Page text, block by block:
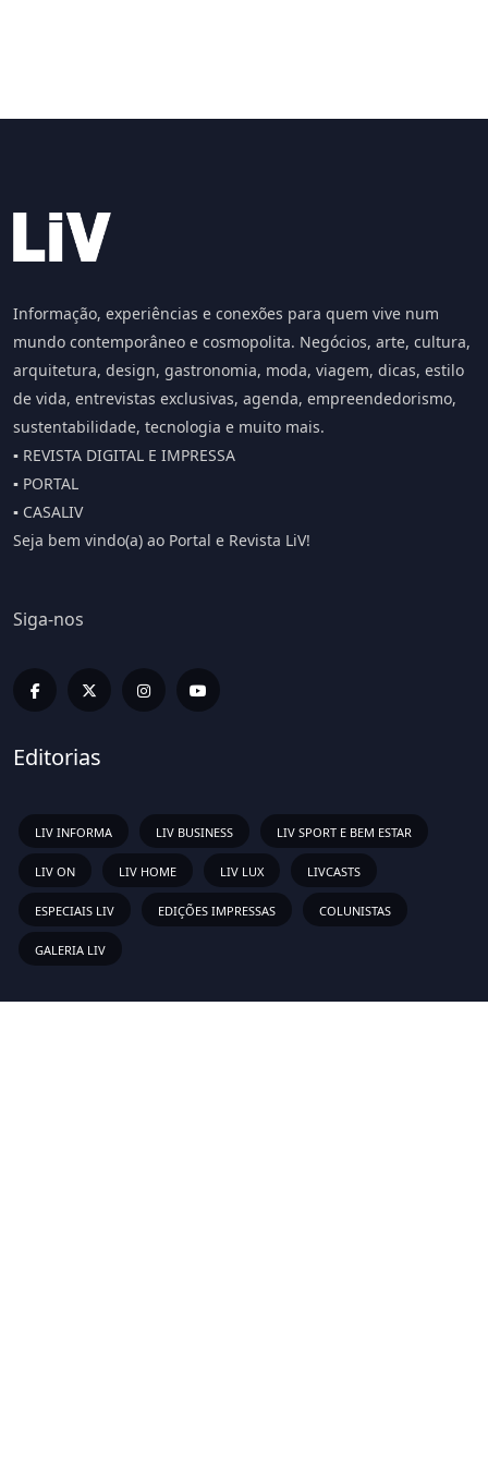
Informação, experiências e conexões para quem vive num
mundo contemporâneo e cosmopolita. Negócios, arte, cultura,
arquitetura, design, gastronomia, moda, viagem, dicas, estilo
de vida, entrevistas exclusivas, agenda, empreendedorismo,
sustentabilidade, tecnologia e muito mais.
▪️ REVISTA DIGITAL E IMPRESSA
▪️ PORTAL
▪️ CASALIV
Seja bem vindo(a) ao Portal e Revista LiV!
Siga-nos
Editorias
LIV INFORMA LIV BUSINESS LIV SPORT E BEM ESTAR
LIV ON LIV HOME LIV LUX LIVCASTS
ESPECIAIS LIV EDIÇÕES IMPRESSAS COLUNISTAS
GALERIA LIV